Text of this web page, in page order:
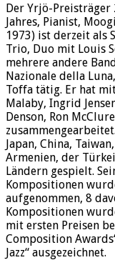
Der Yrjö-Preisträger
Jahres, Pianist,
1973) ist derzeit als
Trio, Duo mit Louis
mehrere andere
Nazionale della
Toffa tätig. Er hat
Malaby, Ingrid
Denson, Ron
Japan, China,
Armenien, der
Ländern gespielt.
Kompositionen
aufgenommen, 8
Kompositionen
mit ersten Preisen
Composition
Jazz“ ausgezeichnet.